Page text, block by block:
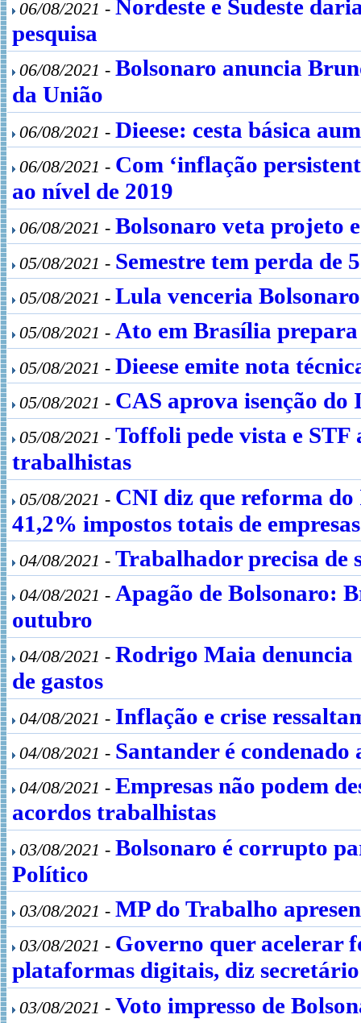
06/08/2021 - Nordeste e Sudeste
pesquisa
06/08/2021 - Bolsonaro anuncia
da União
06/08/2021 - Dieese: cesta básica
06/08/2021 - Com ‘inflação
ao nível de 2019
06/08/2021 - Bolsonaro veta projeto
05/08/2021 - Semestre tem perda de
05/08/2021 - Lula venceria
05/08/2021 - Ato em Brasília prepara
05/08/2021 - Dieese emite nota
05/08/2021 - CAS aprova isenção do
05/08/2021 - Toffoli pede vista e
trabalhistas
05/08/2021 - CNI diz que reforma
41,2% impostos totais de empresas
04/08/2021 - Trabalhador precisa de
04/08/2021 - Apagão de Bolsonaro:
outubro
04/08/2021 - Rodrigo Maia denuncia
de gastos
04/08/2021 - Inflação e crise
04/08/2021 - Santander é condenado
04/08/2021 - Empresas não podem
acordos trabalhistas
03/08/2021 - Bolsonaro é corrupto
Político
03/08/2021 - MP do Trabalho
03/08/2021 - Governo quer acelerar
plataformas digitais, diz secretário
03/08/2021 - Voto impresso de